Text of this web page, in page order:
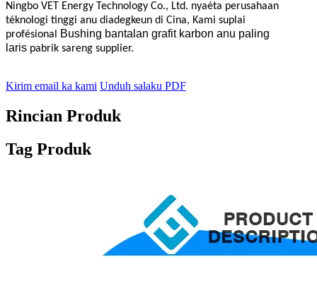
Ningbo VET Energy Technology Co., Ltd. nyaéta perusahaan
téknologi tinggi anu diadegkeun di Cina, Kami suplai
profésional Bushing bantalan grafit karbon anu paling
laris pabrik sareng supplier.
Kirim email ka kami Unduh salaku PDF
Rincian Produk
Tag Produk